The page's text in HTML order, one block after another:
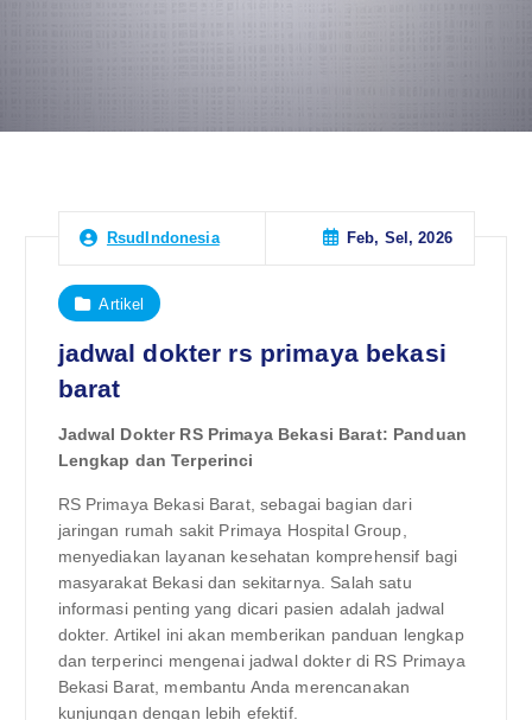
RsudIndonesia Feb, Sel, 2026
Artikel
jadwal dokter rs primaya bekasi
barat
Jadwal Dokter RS Primaya Bekasi Barat: Panduan
Lengkap dan Terperinci
RS Primaya Bekasi Barat, sebagai bagian dari
jaringan rumah sakit Primaya Hospital Group,
menyediakan layanan kesehatan komprehensif bagi
masyarakat Bekasi dan sekitarnya. Salah satu
informasi penting yang dicari pasien adalah jadwal
dokter. Artikel ini akan memberikan panduan lengkap
dan terperinci mengenai jadwal dokter di RS Primaya
Bekasi Barat, membantu Anda merencanakan
kunjungan dengan lebih efektif.